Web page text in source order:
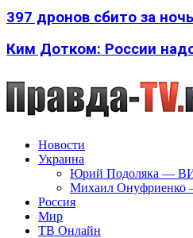
397 дронов сбито за
Ким Дотком: России
Новости
Украина
Юрий Подоляка —
Михаил Онуфриенко
Россия
Мир
ТВ Онлайн